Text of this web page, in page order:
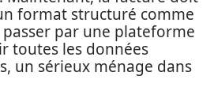
format structuré comme
passer par une plateforme
toutes les données
un sérieux ménage dans